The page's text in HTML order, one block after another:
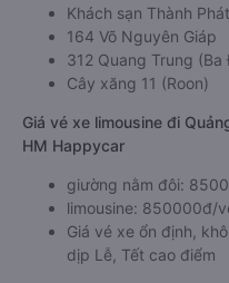
Khách sạn Thành
164 Võ Nguyên Giáp
312 Quang Trung (Ba
Cây xăng 11 (Roon)
Giá vé xe limousine đi
HM Happycar
giường nằm đôi:
limousine: 850000đ/
Giá vé xe ổn định,
dịp Lễ, Tết cao điểm